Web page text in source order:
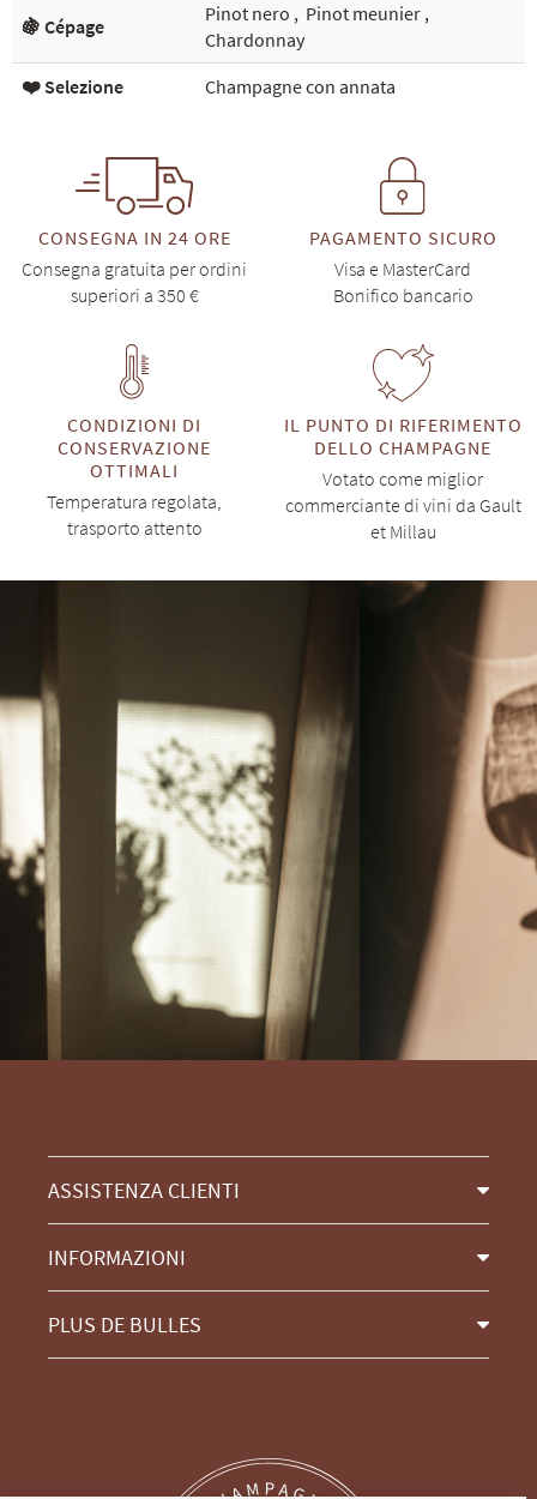
🍇 Cépage
Pinot nero , Pinot meunier ,
Chardonnay
❤️ Selezione
Champagne con annata
CONSEGNA IN 24 ORE
Consegna gratuita per ordini
superiori a 350 €
PAGAMENTO SICURO
Visa e MasterCard
Bonifico bancario
CONDIZIONI DI
CONSERVAZIONE
OTTIMALI
Temperatura regolata,
trasporto attento
IL PUNTO DI RIFERIMENTO
DELLO CHAMPAGNE
Votato come miglior
commerciante di vini da Gault
et Millau
ASSISTENZA CLIENTI
INFORMAZIONI
PLUS DE BULLES